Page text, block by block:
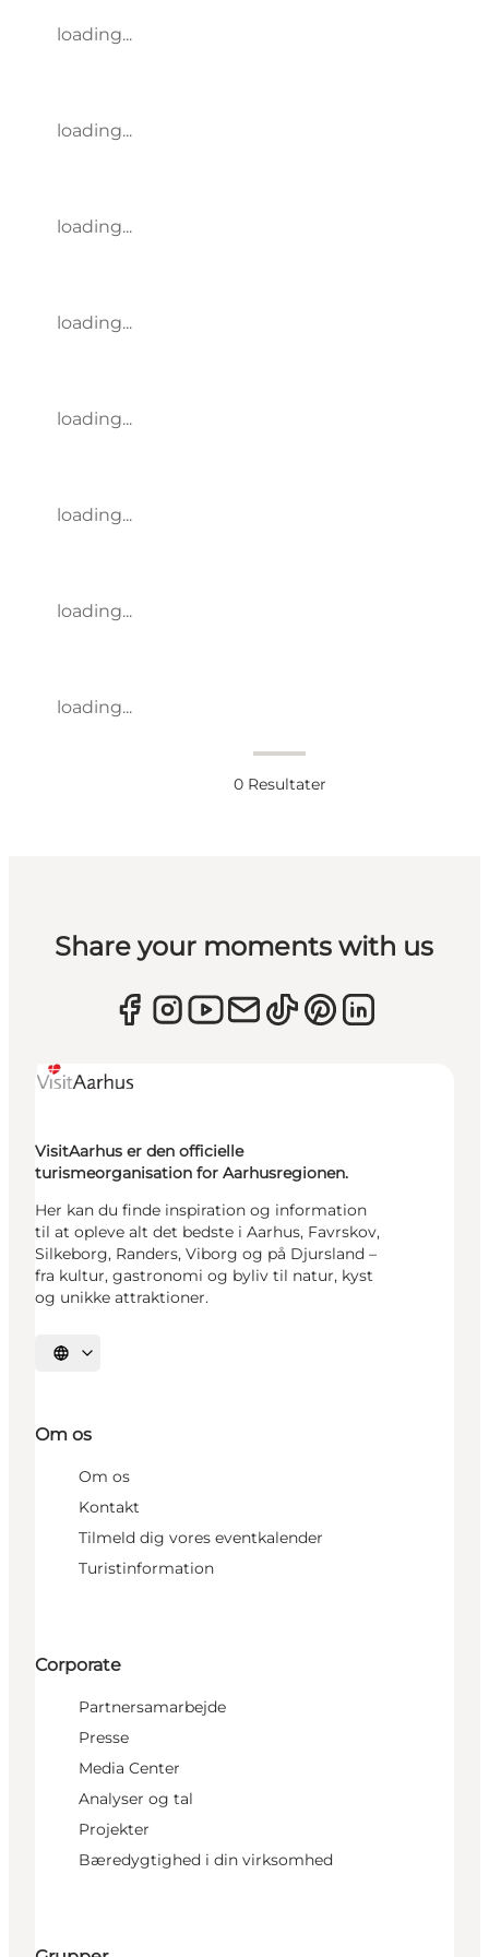
loading...
loading...
loading...
loading...
loading...
loading...
loading...
loading...
0 Resultater
Share your moments with us
VisitAarhus er den officielle
turismeorganisation for Aarhusregionen.
Her kan du finde inspiration og information
til at opleve alt det bedste i Aarhus, Favrskov,
Silkeborg, Randers, Viborg og på Djursland –
fra kultur, gastronomi og byliv til natur, kyst
og unikke attraktioner.
Vælg sprog
Om os
Om os
Kontakt
Tilmeld dig vores eventkalender
Turistinformation
Corporate
Partnersamarbejde
Presse
Media Center
Analyser og tal
Projekter
Bæredygtighed i din virksomhed